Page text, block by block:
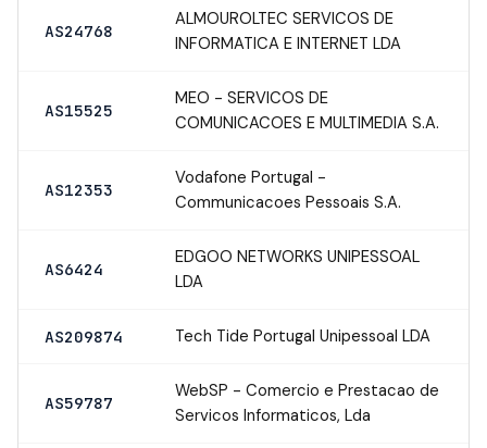
AS24768
ALMOUROLTEC SERVICOS DE
INFORMATICA E INTERNET LDA
AS15525
MEO - SERVICOS DE
COMUNICACOES E MULTIMEDIA S.A.
AS12353
Vodafone Portugal -
Communicacoes Pessoais S.A.
AS6424
EDGOO NETWORKS UNIPESSOAL
LDA
AS209874 Tech Tide Portugal Unipessoal LDA
AS59787
WebSP - Comercio e Prestacao de
Servicos Informaticos, Lda